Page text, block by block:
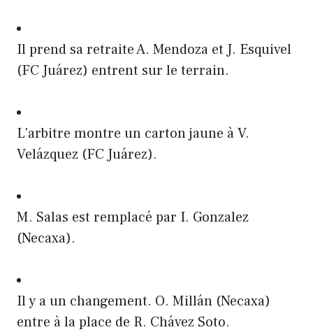
Il prend sa retraite A. Mendoza et J. Esquivel
(FC Juárez) entrent sur le terrain.
L'arbitre montre un carton jaune à V.
Velázquez (FC Juárez).
M. Salas est remplacé par I. Gonzalez
(Necaxa).
Il y a un changement. O. Millán (Necaxa)
entre à la place de R. Chávez Soto.